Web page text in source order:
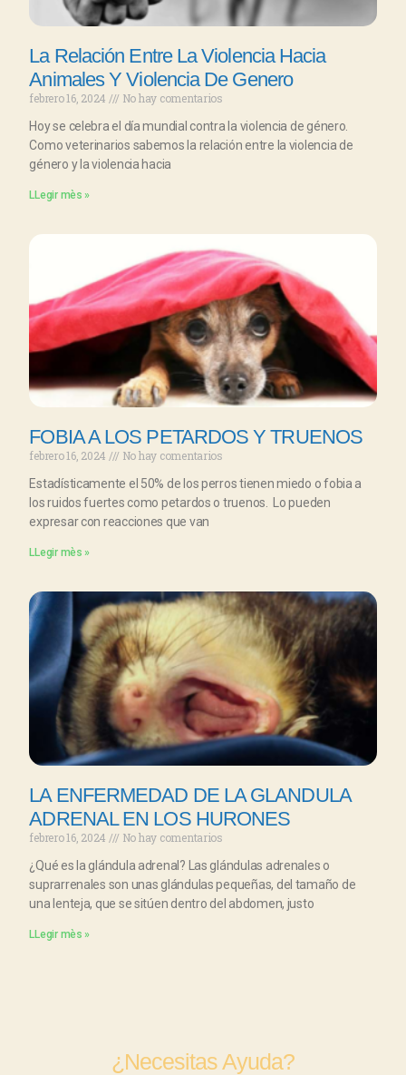
La Relación Entre La Violencia Hacia
Animales Y Violencia De Genero
febrero 16, 2024
No hay comentarios
Hoy se celebra el día mundial contra la violencia de género.
Como veterinarios sabemos la relación entre la violencia de
género y la violencia hacia
LLegir mès »
FOBIA A LOS PETARDOS Y TRUENOS
febrero 16, 2024
No hay comentarios
Estadísticamente el 50% de los perros tienen miedo o fobia a
los ruidos fuertes como petardos o truenos. Lo pueden
expresar con reacciones que van
LLegir mès »
LA ENFERMEDAD DE LA GLANDULA
ADRENAL EN LOS HURONES
febrero 16, 2024
No hay comentarios
¿Qué es la glándula adrenal? Las glándulas adrenales o
suprarrenales son unas glándulas pequeñas, del tamaño de
una lenteja, que se sitúen dentro del abdomen, justo
LLegir mès »
¿Necesitas Ayuda?